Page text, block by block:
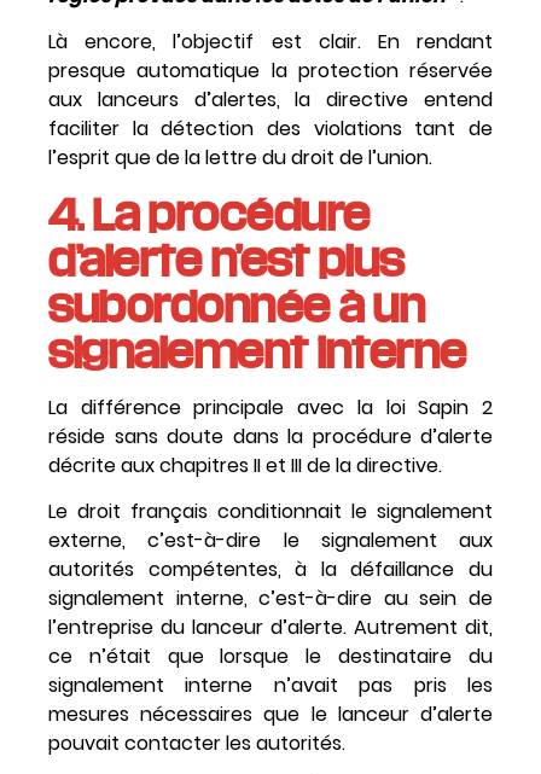
Là encore, l’objectif est clair. En rendant
presque automatique la protection réservée
aux lanceurs d’alertes, la directive entend
faciliter la détection des violations tant de
l’esprit que de la lettre du droit de l’union.
4. La procédure
d’alerte n’est plus
subordonnée à un
signalement interne
La différence principale avec la loi Sapin 2
réside sans doute dans la procédure d’alerte
décrite aux chapitres II et III de la directive.
Le droit français conditionnait le signalement
externe, c’est-à-dire le signalement aux
autorités compétentes, à la défaillance du
signalement interne, c’est-à-dire au sein de
l’entreprise du lanceur d’alerte. Autrement dit,
ce n’était que lorsque le destinataire du
signalement interne n’avait pas pris les
mesures nécessaires que le lanceur d’alerte
pouvait contacter les autorités.